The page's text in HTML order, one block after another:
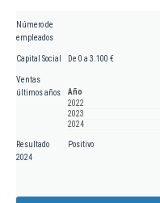
Número de
empleados
Capital Social De 0 a 3.100 €
Ventas
últimos años
Año
2022
2023
2024
Resultado
2024
Positivo